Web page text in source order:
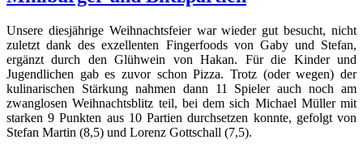
Unsere diesjährige Weihnachtsfeier war wieder gut besucht, nicht
zuletzt dank des exzellenten Fingerfoods von Gaby und Stefan,
ergänzt durch den Glühwein von Hakan. Für die Kinder und
Jugendlichen gab es zuvor schon Pizza. Trotz (oder wegen) der
kulinarischen Stärkung nahmen dann 11 Spieler auch noch am
zwanglosen Weihnachtsblitz teil, bei dem sich Michael Müller mit
starken 9 Punkten aus 10 Partien durchsetzen konnte, gefolgt von
Stefan Martin (8,5) und Lorenz Gottschall (7,5).